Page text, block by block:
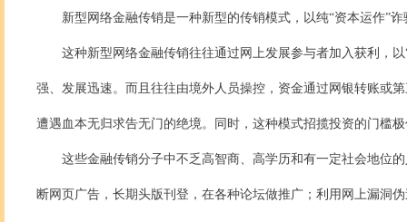
新型网络金融传销是一种新型的传销模式，以纯“资本运作”
这种新型网络金融传销往往通过网上发展参与者加入获利，以
强、发展迅速。而且往往由境外人员操控，资金通过网银转账或
遭遇血本无归求告无门的绝境。同时，这种模式招揽投资的门槛
这些金融传销分子中不乏高智商、高学历和有一定社会地位
断网页广告，长期头版刊登，在各种论坛做推广；利用网上漏洞